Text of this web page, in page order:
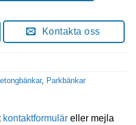
Kontakta oss
, Parkbänkar
kontaktformulär eller mejla